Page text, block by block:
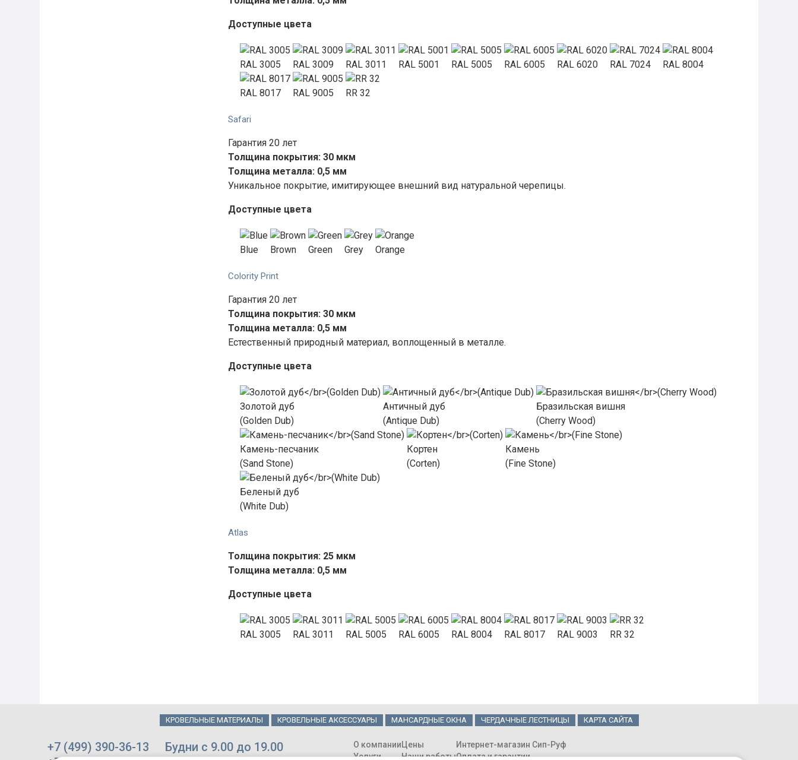
Доступные цвета
RAL 3005 RAL 3009 RAL 3011 RAL 5001 RAL 5005 RAL 6005 RAL 6020 RAL 7024 RAL 8004
RAL 8017 RAL 9005 RR 32
Safari
Гарантия 20 лет
Толщина покрытия: 30 мкм
Толщина металла: 0,5 мм
Уникальное покрытие, имитирующее внешний вид натуральной черепицы.
Доступные цвета
Blue Brown Green Grey Orange
Colority Print
Гарантия 20 лет
Толщина покрытия: 30 мкм
Толщина металла: 0,5 мм
Естественный природный материал, воплощенный в металле.
Доступные цвета
Золотой дуб
(Golden Dub)
Античный дуб
(Antique Dub)
Бразильская вишня
(Cherry Wood)
Камень-песчаник
(Sand Stone)
Кортен
(Corten)
Камень
(Fine Stone)
Беленый дуб
(White Dub)
Atlas
Толщина покрытия: 25 мкм
Толщина металла: 0,5 мм
Доступные цвета
RAL 3005 RAL 3011 RAL 5005 RAL 6005 RAL 8004 RAL 8017 RAL 9003 RR 32
КРОВЕЛЬНЫЕ МАТЕРИАЛЫ КРОВЕЛЬНЫЕ АКСЕССУАРЫ МАНСАРДНЫЕ ОКНА ЧЕРДАЧНЫЕ ЛЕСТНИЦЫ КАРТА САЙТА
+7 (499) 390-36-13
Будни с 9.00 до 19.00
О компании
Услуги
Цены
Наши работы
Интернет-магазин Сип-Руф
Оплата и гарантии